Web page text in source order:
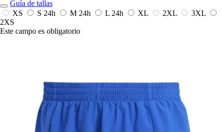
Guía de tallas
XS
S 24h M 24h L 24h XL 2XL
3XL
2XS
Este campo es obligatorio